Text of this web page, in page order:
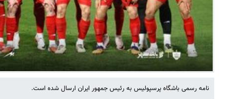
نامه رسمی باشگاه پرسپولیس به رئیس جمهور ایران ارسال شده است.